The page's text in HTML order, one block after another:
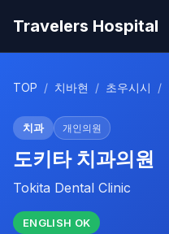
Travelers Hospital
TOP / 치바현 / 초우시시 /
치과 개인의원
도키타 치과의원
Tokita Dental Clinic
ENGLISH OK